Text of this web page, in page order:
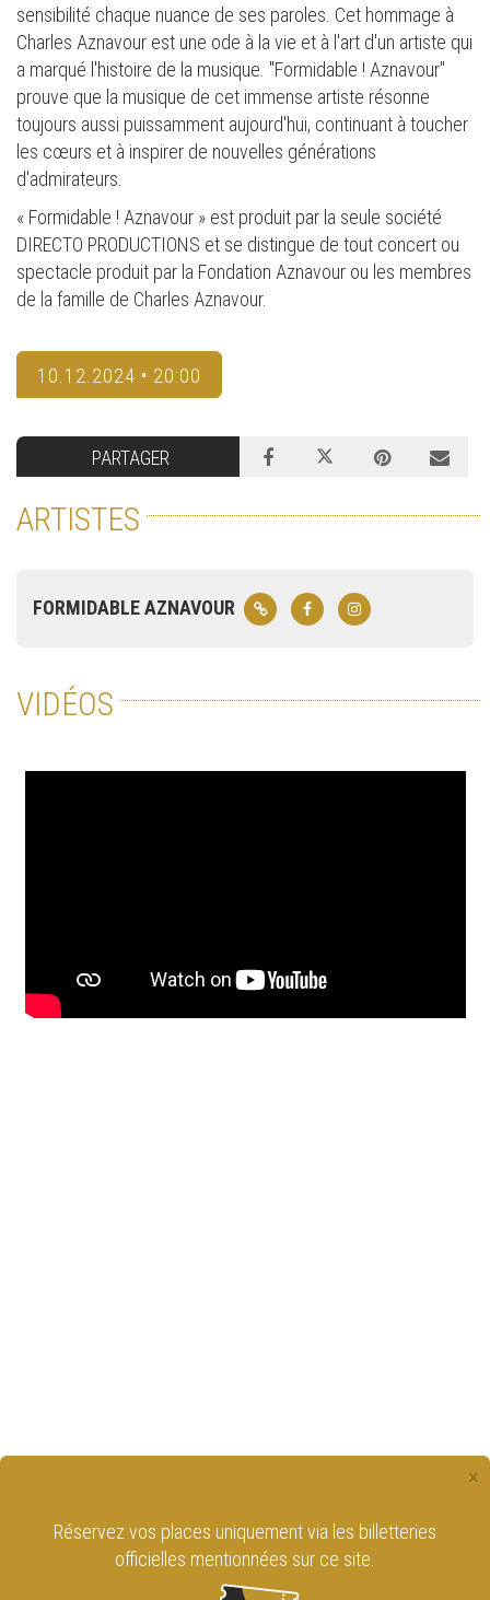
sensibilité chaque nuance de ses paroles. Cet hommage à
Charles Aznavour est une ode à la vie et à l'art d'un artiste qui
a marqué l'histoire de la musique. "Formidable ! Aznavour"
prouve que la musique de cet immense artiste résonne
toujours aussi puissamment aujourd'hui, continuant à toucher
les cœurs et à inspirer de nouvelles générations
d'admirateurs.
« Formidable ! Aznavour » est produit par la seule société
DIRECTO PRODUCTIONS et se distingue de tout concert ou
spectacle produit par la Fondation Aznavour ou les membres
de la famille de Charles Aznavour.
10.12.2024 • 20:00
PARTAGER
ARTISTES
FORMIDABLE AZNAVOUR
VIDÉOS
×
Réservez vos places uniquement via les billetteries
officielles mentionnées sur ce site.